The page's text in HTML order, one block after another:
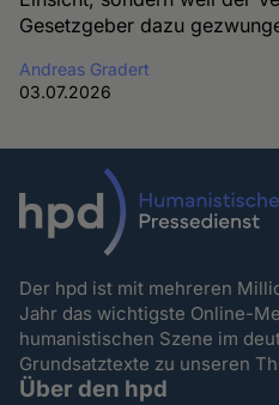
Gesetzgeber dazu
Andreas Gradert
03.07.2026
Der hpd ist mit mehreren
Jahr das wichtigste Online-
humanistischen Szene im
Grundsatztexte zu unseren
Über den hpd